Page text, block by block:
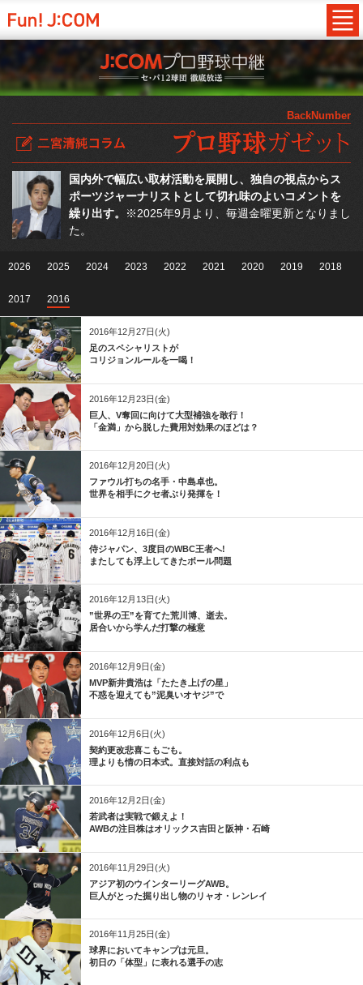
BackNumber
国内外で幅広い取材活動を展開し、独自の視点からス
ポーツジャーナリストとして切れ味のよいコメントを
繰り出す。
※2025年9月より、毎週金曜更新となりまし
た。
2026 2025 2024 2023 2022 2021 2020 2019 2018
2017 2016
2016年12月27日(火)
足のスペシャリストが
コリジョンルールを一喝！
2016年12月23日(金)
巨人、V奪回に向けて大型補強を敢行！
「金満」から脱した費用対効果のほどは？
2016年12月20日(火)
ファウル打ちの名手・中島卓也。
世界を相手にクセ者ぶり発揮を！
2016年12月16日(金)
侍ジャパン、3度目のWBC王者へ!
またしても浮上してきたボール問題
2016年12月13日(火)
”世界の王”を育てた荒川博、逝去。
居合いから学んだ打撃の極意
2016年12月9日(金)
MVP新井貴浩は「たたき上げの星」
不惑を迎えても”泥臭いオヤジ”で
2016年12月6日(火)
契約更改悲喜こもごも。
理よりも情の日本式。直接対話の利点も
2016年12月2日(金)
若武者は実戦で鍛えよ！
AWBの注目株はオリックス吉田と阪神・石崎
2016年11月29日(火)
アジア初のウインターリーグAWB。
巨人がとった掘り出し物のリャオ・レンレイ
2016年11月25日(金)
球界においてキャンプは元旦。
初日の「体型」に表れる選手の志